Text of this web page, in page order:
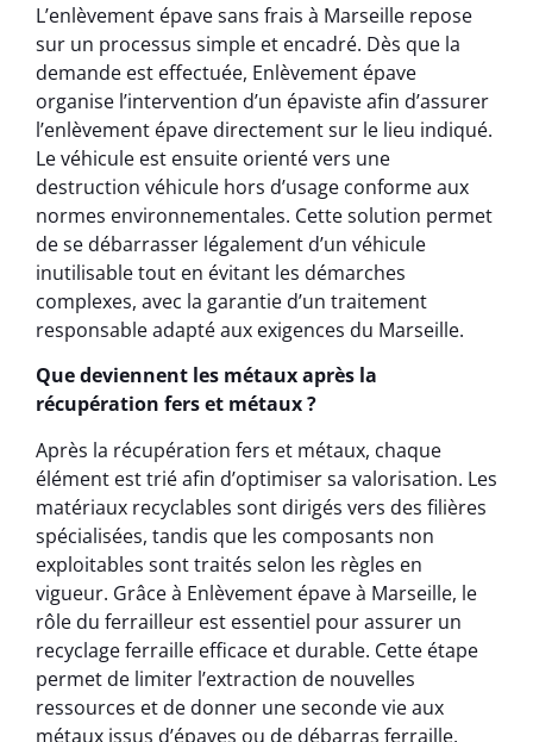
L’enlèvement épave sans frais à Marseille repose
sur un processus simple et encadré. Dès que la
demande est effectuée, Enlèvement épave
organise l’intervention d’un épaviste afin d’assurer
l’enlèvement épave directement sur le lieu indiqué.
Le véhicule est ensuite orienté vers une
destruction véhicule hors d’usage conforme aux
normes environnementales. Cette solution permet
de se débarrasser légalement d’un véhicule
inutilisable tout en évitant les démarches
complexes, avec la garantie d’un traitement
responsable adapté aux exigences du Marseille.
Que deviennent les métaux après la
récupération fers et métaux ?
Après la récupération fers et métaux, chaque
élément est trié afin d’optimiser sa valorisation. Les
matériaux recyclables sont dirigés vers des filières
spécialisées, tandis que les composants non
exploitables sont traités selon les règles en
vigueur. Grâce à Enlèvement épave à Marseille, le
rôle du ferrailleur est essentiel pour assurer un
recyclage ferraille efficace et durable. Cette étape
permet de limiter l’extraction de nouvelles
ressources et de donner une seconde vie aux
métaux issus d’épaves ou de débarras ferraille.